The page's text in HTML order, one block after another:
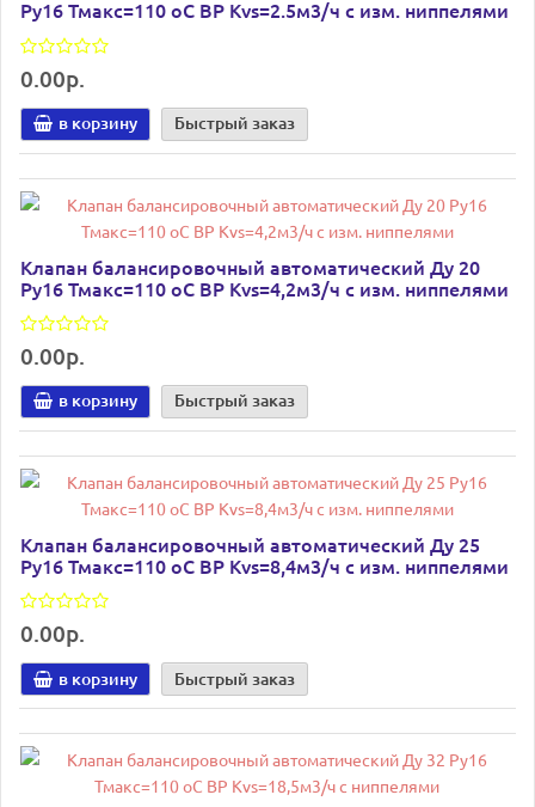
Ру16 Тмакс=110 оС ВР Kvs=2.5м3/ч с изм. ниппелями
0.00р.
в корзину Быстрый заказ
Клапан балансировочный автоматический Ду 20
Ру16 Тмакс=110 оС ВР Kvs=4,2м3/ч с изм. ниппелями
0.00р.
в корзину Быстрый заказ
Клапан балансировочный автоматический Ду 25
Ру16 Тмакс=110 оС ВР Kvs=8,4м3/ч с изм. ниппелями
0.00р.
в корзину Быстрый заказ